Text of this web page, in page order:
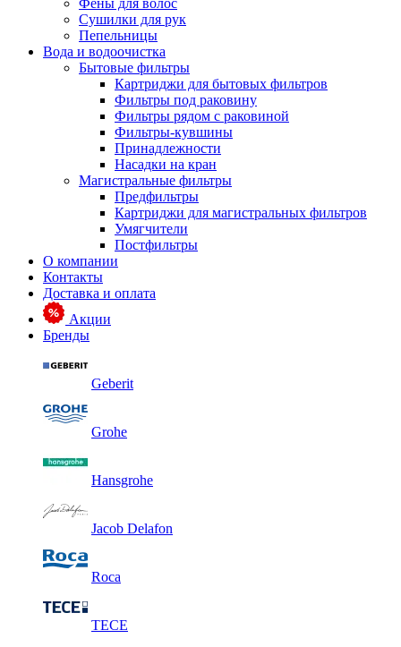
Фены для волос
Сушилки для рук
Пепельницы
Вода и водоочистка
Бытовые фильтры
Картриджи для бытовых фильтров
Фильтры под раковину
Фильтры рядом с раковиной
Фильтры-кувшины
Принадлежности
Насадки на кран
Магистральные фильтры
Предфильтры
Картриджи для магистральных фильтров
Умягчители
Постфильтры
О компании
Контакты
Доставка и оплата
Акции
Бренды
Geberit
Grohe
Hansgrohe
Jacob Delafon
Roca
TECE